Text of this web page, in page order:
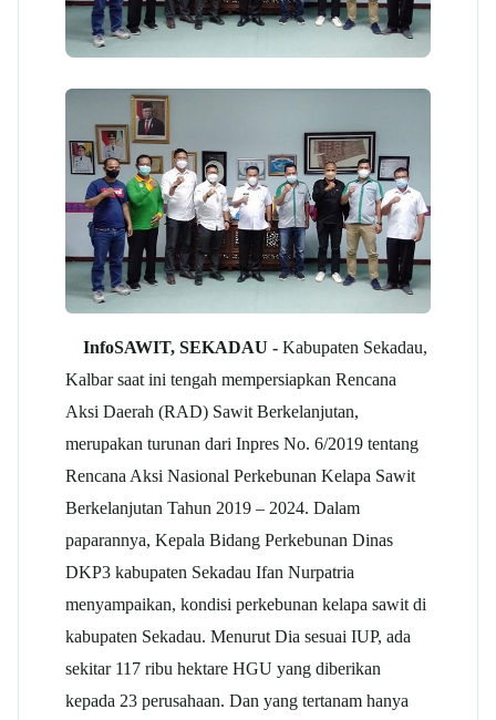
InfoSAWIT, SEKADAU - Kabupaten Sekadau,
Kalbar saat ini tengah mempersiapkan Rencana
Aksi Daerah (RAD) Sawit Berkelanjutan,
merupakan turunan dari Inpres No. 6/2019 tentang
Rencana Aksi Nasional Perkebunan Kelapa Sawit
Berkelanjutan Tahun 2019 – 2024. Dalam
paparannya, Kepala Bidang Perkebunan Dinas
DKP3 kabupaten Sekadau Ifan Nurpatria
menyampaikan, kondisi perkebunan kelapa sawit di
kabupaten Sekadau. Menurut Dia sesuai IUP, ada
sekitar 117 ribu hektare HGU yang diberikan
kepada 23 perusahaan. Dan yang tertanam hanya